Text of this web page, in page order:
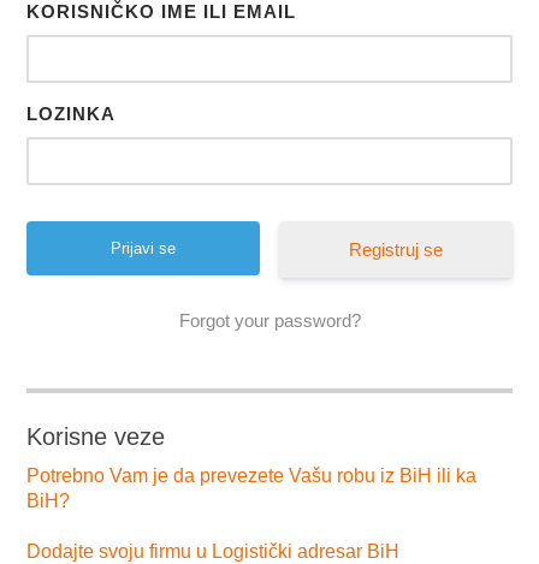
KORISNIČKO IME ILI EMAIL
LOZINKA
Registruj se
Forgot your password?
Korisne veze
Potrebno Vam je da prevezete Vašu robu iz BiH ili ka
BiH?
Dodajte svoju firmu u Logistički adresar BiH